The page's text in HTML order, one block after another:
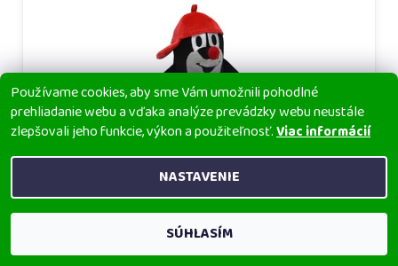
Krtko 16 cm šiltovka červená, plyšová hračka
DETAIL
Používame cookies, aby sme Vám umožnili pohodlné
prehliadanie webu a vďaka analýze prevádzky webu neustále
zlepšovali jeho funkcie, výkon a použiteľnosť.Viac informácií
NASTAVENIE
SÚHLASÍM